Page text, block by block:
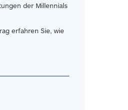
der Millennials
erfahren Sie, wie